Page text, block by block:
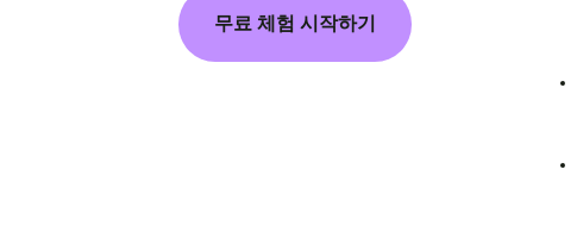
무료 체험 시작하기